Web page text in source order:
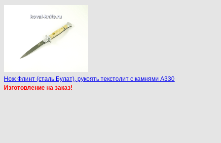
Нож Флинт (сталь Булат), рукоять текстолит с камнями A330
Изготовление на заказ!